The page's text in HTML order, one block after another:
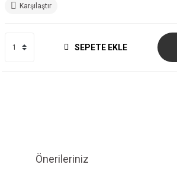
Karşılaştır
SEPETE EKLE
Önerileriniz